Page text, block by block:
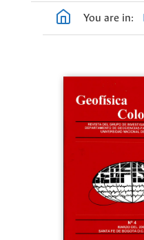
You are in: